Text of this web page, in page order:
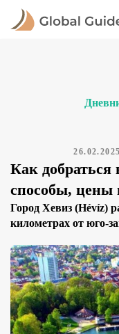
26.02.2025
Как добраться
способы,
Город Хевиз (Hévíz)
километрах от юго-
Европе. Этот
составом и целебной
круглый год.
ниже 23–24°C зимой
идеальные условия
популярен […]